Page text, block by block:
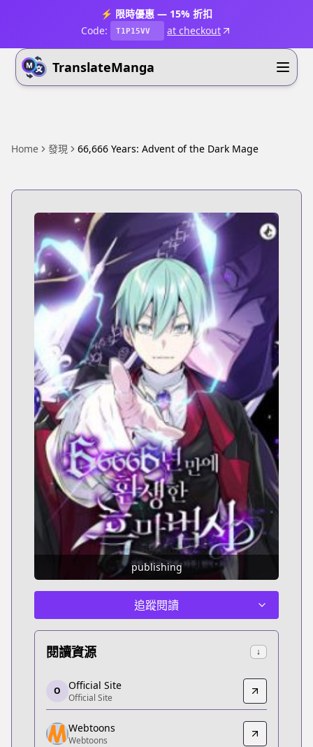
⚡ 限時優惠 — 15% 折扣
Code:
T1P15VV at checkout
TranslateManga
Home 發現 66,666 Years: Advent of the Dark Mage
publishing
追蹤閱讀
閱讀資源 ↓
Official Site
Official Site
https://manga.line.me/product/
Webtoons
O Official Site
Official Site
Webtoons
Webtoons